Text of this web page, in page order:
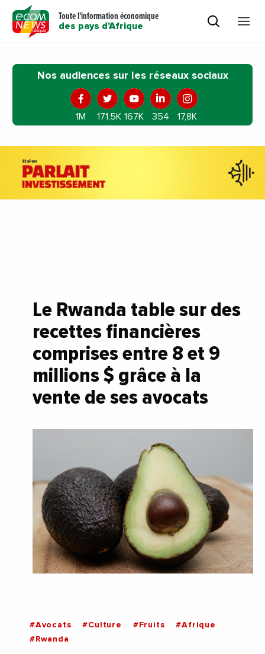
Toute l'information économique
des pays d'Afrique
Nos audiences sur les réseaux sociaux
1M 171,5K 167K 354 17,8K
Le Rwanda table sur des
recettes financières
comprises entre 8 et 9
millions $ grâce à la
vente de ses avocats
#Avocats #Culture #Fruits
#Afrique
#Rwanda